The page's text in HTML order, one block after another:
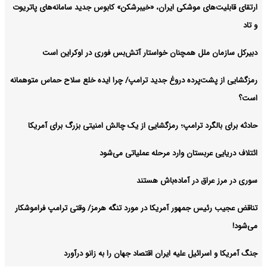
ارتقای قابلیت‌های موشکی ایران، «خیبرشکن» کابوس جدید سامانه‌های پاتریوت
و تاد
دبیرکل سازمان ملل همچنان خواستار آتش‌بس فوری در اوکراین است
رمزگشایی از پشت‌پرده دروغ جدید ترامپ/ چرا ایده خلع سلاح حماس متوهمانه
است؟
حادثه برای بالگرد ترامپ؛ رمزگشایی از یک چالش امنیتی بزرگ برای آمریکا
ائتلاف دریایی عربستان وارد مرحله عملیاتی می‌شود
سوری در مرز عراق در آماده‌باش هستند
تناقض عجیب رئیس جمهور آمریکا در مورد تنگه هرمز/ وقتی ترامپ فراموشکار
می‌شود!
جنگ آمریکا و اسرائیل علیه ایران اقتصاد جهان را به زانو درآورد